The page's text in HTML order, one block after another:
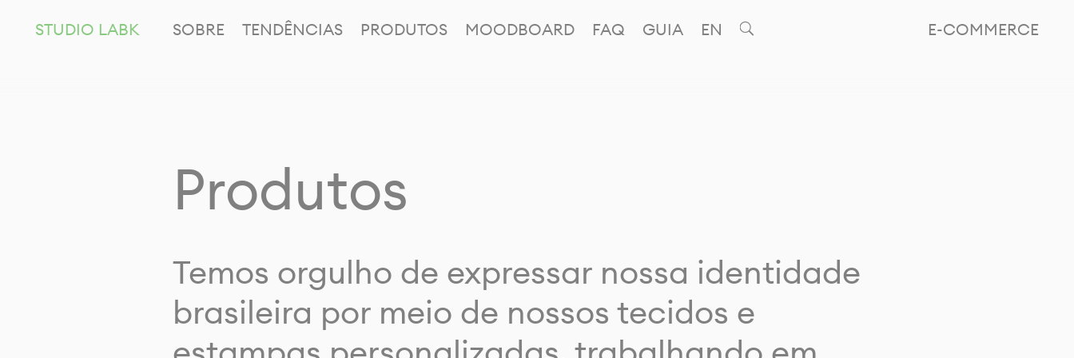
E-COMMERCE
STUDIO LABK SOBRE TENDÊNCIAS PRODUTOS MOODBOARD FAQ GUIA EN
Produtos
Temos orgulho de expressar nossa identidade
brasileira por meio de nossos tecidos e